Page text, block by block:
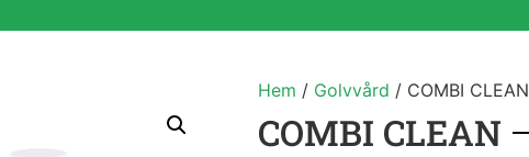
Hem / Golvvård / COMBI CLEAN
COMBI CLEAN